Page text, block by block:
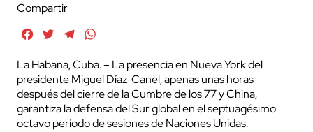
Compartir
FacebookTwitterTelegram
La Habana, Cuba. – La presencia en Nueva York del
presidente Miguel Díaz-Canel, apenas unas horas
después del cierre de la Cumbre de los 77 y China,
garantiza la defensa del Sur global en el septuagésimo
octavo período de sesiones de Naciones Unidas.